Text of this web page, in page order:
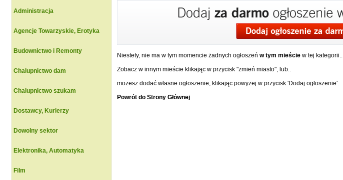
Administracja
Agencje Towarzyskie, Erotyka
Budownictwo i Remonty
Chalupnictwo dam
Chalupnictwo szukam
Dostawcy, Kurierzy
Dowolny sektor
Elektronika, Automatyka
Film
Niestety, nie ma w tym momencie żadnych ogłoszeń w tym mieście w tej kategorii..
Zobacz w innym mieście klikając w przycisk "zmień miasto", lub..
możesz dodać własne ogłoszenie, klikając powyżej w przycisk 'Dodaj ogłoszenie'.
Powrót do Strony Głównej